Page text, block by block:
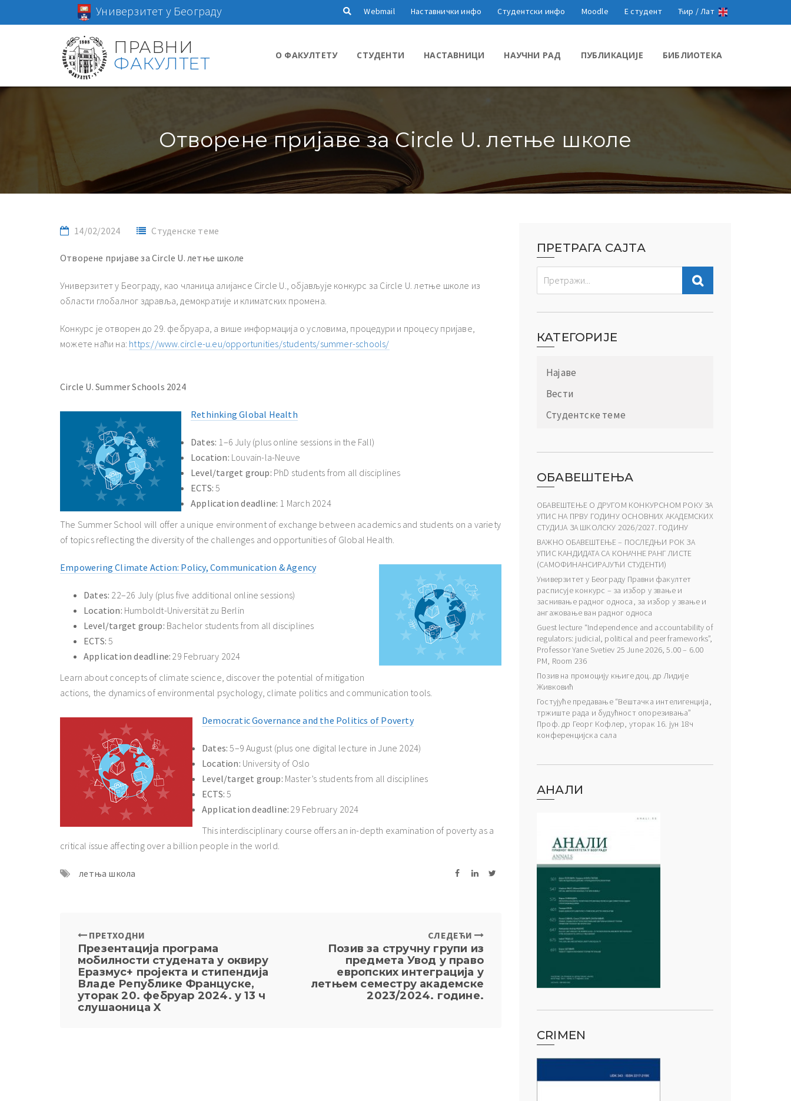
Универзитет у Београду Webmail Наставнички инфо Студентски инфо Moodle Е студент Ћир /Лат
ПРАВНИ
ФАКУЛТЕТ
О ФАКУЛТЕТУ СТУДЕНТИ НАСТАВНИЦИ НАУЧНИ РАД ПУБЛИКАЦИЈЕ БИБЛИОТЕКА
Отворене пријаве за Circle U. летње школе
14/02/2024 Студенске теме
Отворене пријаве за Circle U. летње школе
Универзитет у Београду, као чланица алијансе Circle U., објављује конкурс за Circle U. летње школе из
области глобалног здравља, демократије и климатских промена.
Конкурс је отворен до 29. фебруара, а више информација о условима, процедури и процесу пријаве,
можете наћи на: https://www.circle-u.eu/opportunities/students/summer-schools/
Circle U. Summer Schools 2024
Rethinking Global Health
Dates: 1–6 July (plus online sessions in the Fall)
Location: Louvain-la-Neuve
Level/target group: PhD students from all disciplines
ECTS: 5
Application deadline: 1 March 2024
The Summer School will offer a unique environment of exchange between academics and students on a variety
of topics reflecting the diversity of the challenges and opportunities of Global Health.
Empowering Climate Action: Policy, Communication & Agency
Dates: 22–26 July (plus five additional online sessions)
Location: Humboldt-Universität zu Berlin
Level/target group: Bachelor students from all disciplines
ECTS: 5
Application deadline: 29 February 2024
Learn about concepts of climate science, discover the potential of mitigation
actions, the dynamics of environmental psychology, climate politics and communication tools.
Democratic Governance and the Politics of Poverty
Dates:5–9 August (plus one digital lecture in June 2024)
Location: University of Oslo
Level/target group: Master’s students from all disciplines
ECTS: 5
Application deadline: 29 February 2024
This interdisciplinary course offers an in-depth examination of poverty as a
critical issue affecting over a billion people in the world.
летња школа
ПРЕТХОДНИ
Презентација програма
мобилности студената у оквиру
Еразмус+ пројекта и стипендија
Владе Републике Француске,
уторак 20. фебруар 2024. у 13 ч
слушаоница X
СЛЕДЕЋИ
Позив за стручну групи из
предмета Увод у право
европских интеграција у
летњем семестру академске
2023/2024. године.
ПРЕТРАГА САЈТА
КАТЕГОРИЈЕ
Најаве
Вести
Студентске теме
ОБАВЕШТЕЊА
ОБАВЕШТЕЊЕ О ДРУГОМ КОНКУРСНОМ РОКУ ЗА
УПИС НА ПРВУ ГОДИНУ ОСНОВНИХ АКАДЕМСКИХ
СТУДИЈА ЗА ШКОЛСКУ 2026/2027. ГОДИНУ
ВАЖНО ОБАВЕШТЕЊЕ – ПОСЛЕДЊИ РОК ЗА
УПИС КАНДИДАТА СА КОНАЧНЕ РАНГ ЛИСТЕ
(САМОФИНАНСИРАЈУЋИ СТУДЕНТИ)
Универзитет у Београду Правни факултет
расписује конкурс – за избор у звање и
заснивање радног односа, за избор у звање и
ангажовање ван радног односа
Guest lecture “Independence and accountability of
regulators: judicial, political and peer frameworks”,
Professor Yane Svetiev 25 June 2026, 5.00 – 6.00
PM, Room 236
Позив на промоцију књиге доц. др Лидије
Живковић
Гостујуће предавање “Вештачка интелигенција,
тржиште рада и будућност опорезивања”
Проф. др Георг Кофлер, уторак 16. јун 18ч
конференцијска сала
АНАЛИ
CRIMEN